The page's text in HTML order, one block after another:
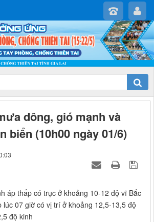
dông, gió mạnh và
biển (10h00 ngày 01/6)
áp thấp có trục ở khoảng 10-12 độ vĩ Bắc
lúc 07 giờ có vị trí ở khoảng 12,5-13,5 độ
độ kinh